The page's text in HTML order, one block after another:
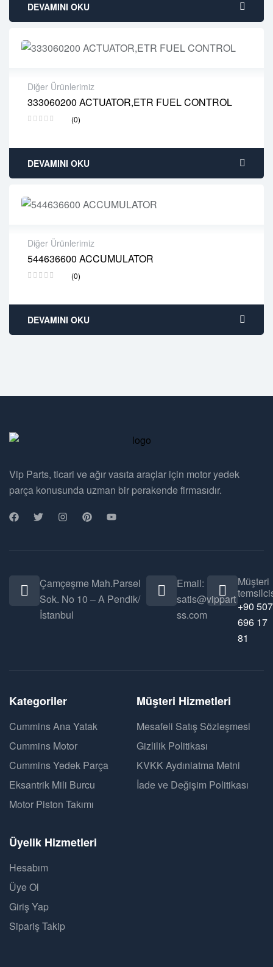
DEVAMINI OKU
Diğer Ürünlerimiz
333060200 ACTUATOR,ETR FUEL CONTROL
(0)
2 years warranty
Delivery time: 1-2 business days
DEVAMINI OKU
Diğer Ürünlerimiz
544636600 ACCUMULATOR
(0)
2 years warranty
Delivery time: 1-2 business days
DEVAMINI OKU
Vip Parts, ticari ve ağır vasıta araçlar için motor yedek
parça konusunda uzman bir perakende firmasıdır.
Çamçeşme Mah.Parsel
Sok. No 10 – A Pendik/
İstanbul
Email:
satis@vippart
ss.com
Müşteri
+90 507
696 17
81
Kategoriler
Cummins Ana Yatak
Cummins Motor
Cummins Yedek Parça
Eksantrik Mili Burcu
Motor Piston Takımı
Müşteri Hizmetleri
Mesafeli Satış Sözleşmesi
Gizlilik Politikası
KVKK Aydınlatma Metni
İade ve Değişim Politikası
Üyelik Hizmetleri
Hesabım
Üye Ol
Giriş Yap
Sipariş Takip